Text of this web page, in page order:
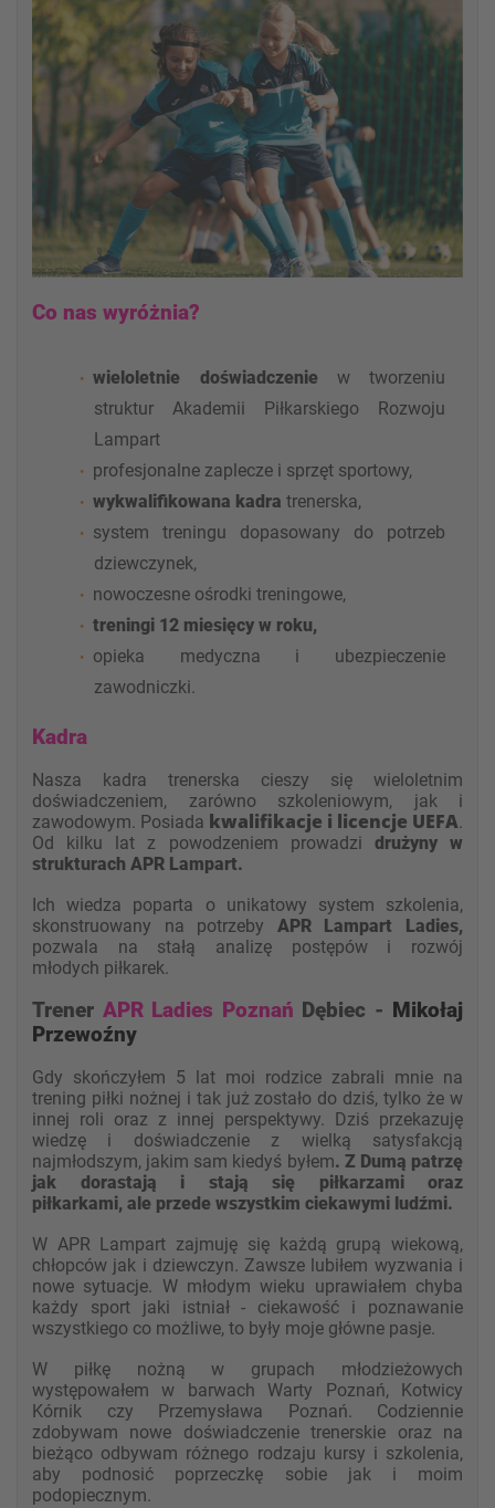
Co nas wyróżnia?
wieloletnie doświadczenie w tworzeniu
struktur Akademii Piłkarskiego Rozwoju
Lampart
profesjonalne zaplecze i sprzęt sportowy,
wykwalifikowana kadra trenerska,
system treningu dopasowany do potrzeb
dziewczynek,
nowoczesne ośrodki treningowe,
treningi 12 miesięcy w roku,
opieka medyczna i ubezpieczenie
zawodniczki.
Kadra
Nasza kadra trenerska cieszy się wieloletnim
doświadczeniem, zarówno szkoleniowym, jak i
zawodowym. Posiada kwalifikacje i licencje UEFA.
Od kilku lat z powodzeniem prowadzi drużyny w
strukturach APR Lampart.
Ich wiedza poparta o unikatowy system szkolenia,
skonstruowany na potrzeby APR Lampart Ladies,
pozwala na stałą analizę postępów i rozwój
młodych piłkarek.
Trener APR Ladies Poznań Dębiec - Mikołaj
Przewoźny
Gdy skończyłem 5 lat moi rodzice zabrali mnie na
trening piłki nożnej i tak już zostało do dziś, tylko że w
innej roli oraz z innej perspektywy. Dziś przekazuję
wiedzę i doświadczenie z wielką satysfakcją
najmłodszym, jakim sam kiedyś byłem. Z Dumą patrzę
jak dorastają i stają się piłkarzami oraz
piłkarkami, ale przede wszystkim ciekawymi ludźmi.
W APR Lampart zajmuję się każdą grupą wiekową,
chłopców jak i dziewczyn. Zawsze lubiłem wyzwania i
nowe sytuacje. W młodym wieku uprawiałem chyba
każdy sport jaki istniał - ciekawość i poznawanie
wszystkiego co możliwe, to były moje główne pasje.
W piłkę nożną w grupach młodzieżowych
występowałem w barwach Warty Poznań, Kotwicy
Kórnik czy Przemysława Poznań. Codziennie
zdobywam nowe doświadczenie trenerskie oraz na
bieżąco odbywam różnego rodzaju kursy i szkolenia,
aby podnosić poprzeczkę sobie jak i moim
podopiecznym.